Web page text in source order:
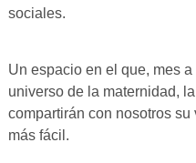
sociales.
Un espacio en el que, mes
universo de la maternidad,
compartirán con nosotros
más fácil.